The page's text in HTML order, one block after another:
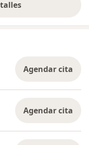
experiencia
Agendar cita
Agendar cita